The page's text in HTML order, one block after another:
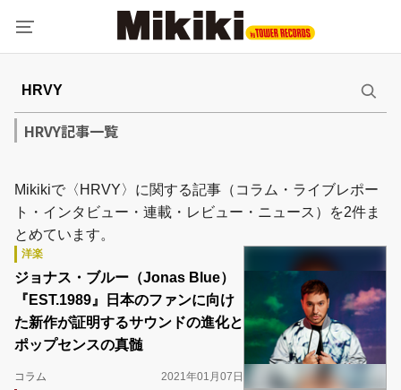
HRVY記事一覧
Mikikiで〈HRVY〉に関する記事（コラム・ライブレポー
ト・インタビュー・連載・レビュー・ニュース）を2件ま
とめています。
洋楽
ジョナス・ブルー（Jonas Blue）
『EST.1989』日本のファンに向け
た新作が証明するサウンドの進化と
ポップセンスの真髄
コラム
2021年01月07日